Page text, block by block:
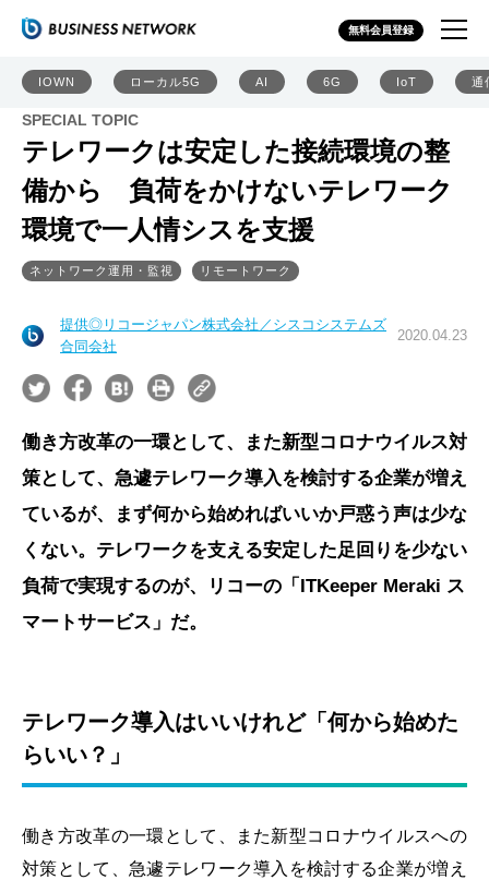
無料会員登録
IOWN ローカル5G AI 6G IoT 通
SPECIAL TOPIC
テレワークは安定した接続環境の整
備から 負荷をかけないテレワーク
環境で一人情シスを支援
ネットワーク運用・監視 リモートワーク
提供◎リコージャパン株式会社／シスコシステムズ
合同会社
2020.04.23
働き方改革の一環として、また新型コロナウイルス対
策として、急遽テレワーク導入を検討する企業が増え
ているが、まず何から始めればいいか戸惑う声は少な
くない。テレワークを支える安定した足回りを少ない
負荷で実現するのが、リコーの「ITKeeper Meraki ス
マートサービス」だ。
テレワーク導入はいいけれど「何から始めた
らいい？」
働き方改革の一環として、また新型コロナウイルスへの
対策として、急遽テレワーク導入を検討する企業が増え